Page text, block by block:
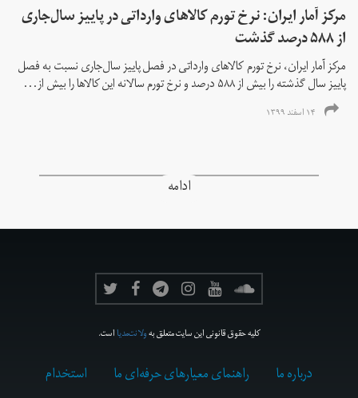
مرکز آمار ایران: نرخ تورم کالاهای وارداتی در پاییز سال‌جاری
از ۵۸۸ درصد گذشت
مرکز آمار ایران، نرخ تورم كالاهای وارداتی در فصل پاییز سال‌جاری نسبت به فصل
پاییز سال گذشته را بیش از ۵۸۸ درصد و نرخ تورم سالانه این کالاها را بیش از...
۱۴ اسفند ۱۳۹۹
ادامه
کلیه حقوق قانونی این سایت متعلق بهولانت‌مدیااست.
درباره ما راهنمای معیارهای حرفه‌ای ما
استخدام